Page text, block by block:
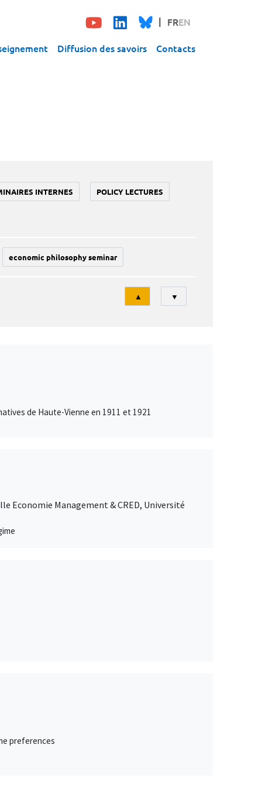
FREN
Diffusion des savoirs Contacts
INTERNES POLICY LECTURES
economic philosophy seminar
Tri
▲ ▼
de Haute-Vienne en 1911 et 1921
Economie Management & CRED, Université
preferences